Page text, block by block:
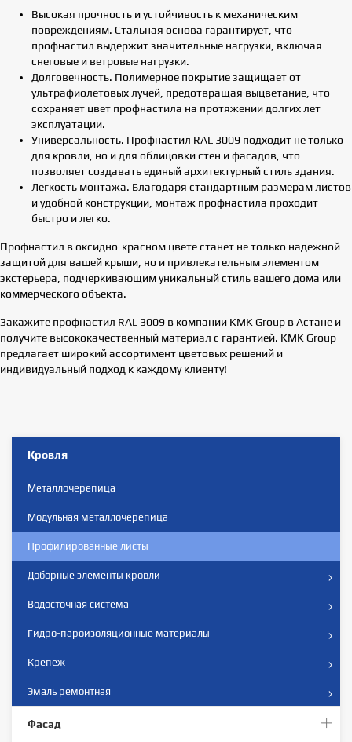
Кровля
Металлочерепица
Модульная металлочерепица
Профилированные листы
Доборные элементы кровли
Водосточная система
Гидро-пароизоляционные материалы
Крепеж
Эмаль ремонтная
Фасад
Высокая прочность и устойчивость к механическим
повреждениям. Стальная основа гарантирует, что
профнастил выдержит значительные нагрузки, включая
снеговые и ветровые нагрузки.
Долговечность. Полимерное покрытие защищает от
ультрафиолетовых лучей, предотвращая выцветание, что
сохраняет цвет профнастила на протяжении долгих лет
эксплуатации.
Универсальность. Профнастил RAL 3009 подходит не только
для кровли, но и для облицовки стен и фасадов, что
позволяет создавать единый архитектурный стиль здания.
Легкость монтажа. Благодаря стандартным размерам листов
и удобной конструкции, монтаж профнастила проходит
быстро и легко.
Профнастил в оксидно-красном цвете станет не только надежной
защитой для вашей крыши, но и привлекательным элементом
экстерьера, подчеркивающим уникальный стиль вашего дома или
коммерческого объекта.
Закажите профнастил RAL 3009 в компании KMK Group в Астане и
получите высококачественный материал с гарантией. KMK Group
предлагает широкий ассортимент цветовых решений и
индивидуальный подход к каждому клиенту!